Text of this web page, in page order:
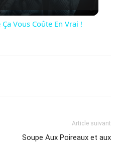
Video
Vous Coûte En Vrai !
Article suivant
Soupe Aux Poireaux et aux